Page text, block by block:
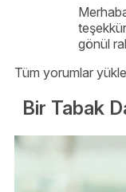
gönül
Tüm yorumlar
Bir Tabak